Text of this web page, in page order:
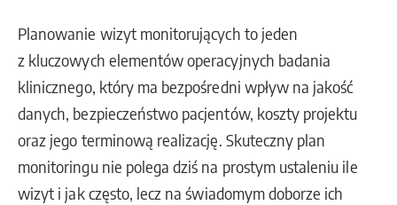
Planowanie wizyt monitorujących to jeden
z kluczowych elementów operacyjnych badania
klinicznego, który ma bezpośredni wpływ na jakość
danych, bezpieczeństwo pacjentów, koszty projektu
oraz jego terminową realizację. Skuteczny plan
monitoringu nie polega dziś na prostym ustaleniu ile
wizyt i jak często, lecz na świadomym doborze ich